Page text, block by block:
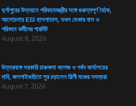
দুর্গাপুরের উন্নয়নে পরিবহনমন্ত্রীর সঙ্গে গুরুত্বপূর্ণ বৈঠক,
আলোচনায় ESI হাসপাতাল, ডবল ডেকার বাস ও
পরিবহন কর্মীদের পারমিট
August 8, 2026
উত্তরবঙ্গে সরকারি চারুকলা কলেজ ও পর্ষদ কার্যালয়ের
দাবি, জলপাইগুড়িতে সুর চড়ালেন শিল্পী মঞ্চের সদস্যরা
August 7, 2026